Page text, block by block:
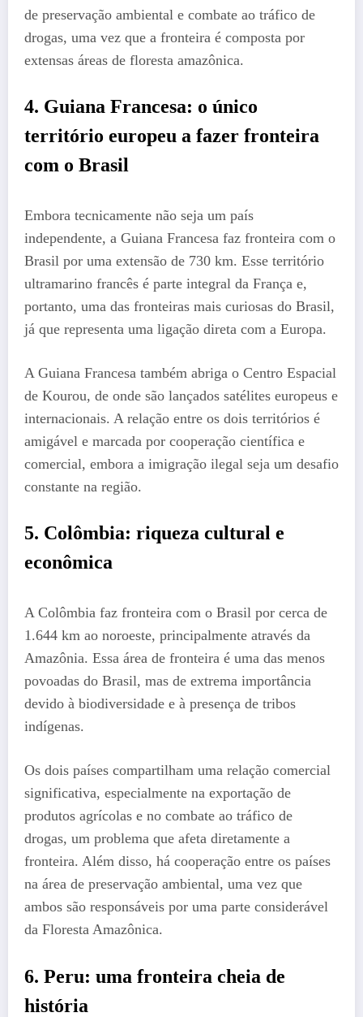
de preservação ambiental e combate ao tráfico de
drogas, uma vez que a fronteira é composta por
extensas áreas de floresta amazônica.
4. Guiana Francesa: o único
território europeu a fazer fronteira
com o Brasil
Embora tecnicamente não seja um país
independente, a Guiana Francesa faz fronteira com o
Brasil por uma extensão de 730 km. Esse território
ultramarino francês é parte integral da França e,
portanto, uma das fronteiras mais curiosas do Brasil,
já que representa uma ligação direta com a Europa.
A Guiana Francesa também abriga o Centro Espacial
de Kourou, de onde são lançados satélites europeus e
internacionais. A relação entre os dois territórios é
amigável e marcada por cooperação científica e
comercial, embora a imigração ilegal seja um desafio
constante na região.
5. Colômbia: riqueza cultural e
econômica
A Colômbia faz fronteira com o Brasil por cerca de
1.644 km ao noroeste, principalmente através da
Amazônia. Essa área de fronteira é uma das menos
povoadas do Brasil, mas de extrema importância
devido à biodiversidade e à presença de tribos
indígenas.
Os dois países compartilham uma relação comercial
significativa, especialmente na exportação de
produtos agrícolas e no combate ao tráfico de
drogas, um problema que afeta diretamente a
fronteira. Além disso, há cooperação entre os países
na área de preservação ambiental, uma vez que
ambos são responsáveis por uma parte considerável
da Floresta Amazônica.
6. Peru: uma fronteira cheia de
história